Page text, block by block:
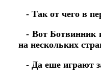
- Так от чего в
- Вот Ботвинник
на нескольких
- Да еше играют